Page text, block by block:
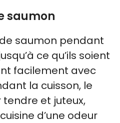
saumon
saumon pendant
ce qu’ils soient
facilement avec
la cuisson, le
et juteux,
d’une odeur